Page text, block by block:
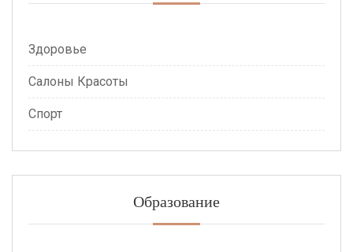
Здоровье
Салоны Красоты
Спорт
Образование